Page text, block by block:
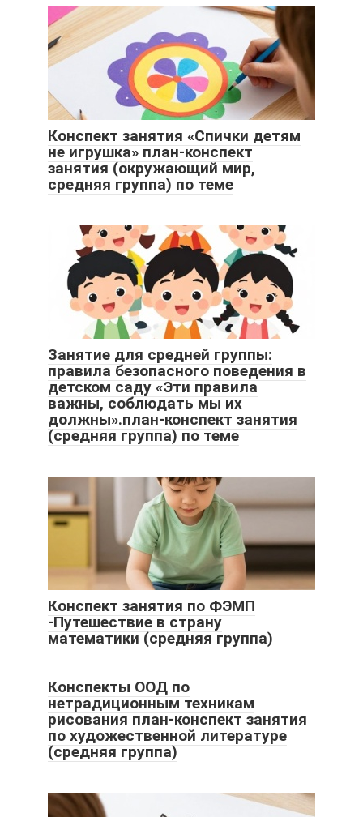
Конспект занятия «Спички детям
не игрушка» план-конспект
занятия (окружающий мир,
средняя группа) по теме
Занятие для средней группы:
правила безопасного поведения в
детском саду «Эти правила
важны, соблюдать мы их
должны».план-конспект занятия
(средняя группа) по теме
Конспект занятия по ФЭМП
-Путешествие в страну
математики (средняя группа)
Конспекты ООД по
нетрадиционным техникам
рисования план-конспект занятия
по художественной литературе
(средняя группа)